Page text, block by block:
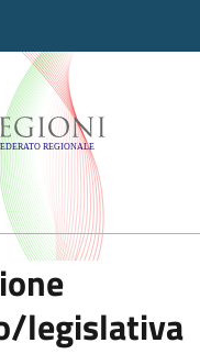
-
legislativa